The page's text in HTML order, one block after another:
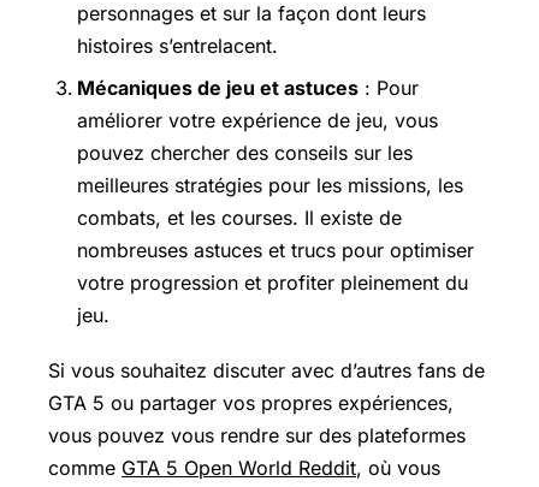
personnages et sur la façon dont leurs
histoires s’entrelacent.
Mécaniques de jeu et astuces : Pour
améliorer votre expérience de jeu, vous
pouvez chercher des conseils sur les
meilleures stratégies pour les missions, les
combats, et les courses. Il existe de
nombreuses astuces et trucs pour optimiser
votre progression et profiter pleinement du
jeu.
Si vous souhaitez discuter avec d’autres fans de
GTA 5 ou partager vos propres expériences,
vous pouvez vous rendre sur des plateformes
comme GTA 5 Open World Reddit, où vous